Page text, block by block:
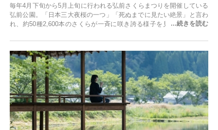
毎年4月下旬から5月上旬に行われる弘前さくらまつりを開催している
弘前公園。「日本三大夜桜の一つ」「死ぬまでに見たい絶景」と言わ
れ、約50種2,600本のさくらが一斉に咲き誇る様子を見に、世界中か
日(月)～2026年2月28日(土)の期間、「冬に咲くさくらライトアップ」
を開催します。